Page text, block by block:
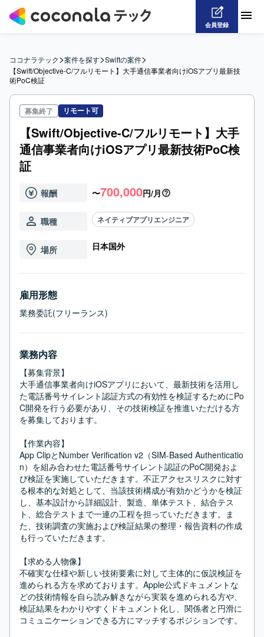
会員登録
ココナラテック>案件を探す>Swiftの案件>
【Swift/Objective-C/フルリモート】大手通信事業者向けiOSアプリ最新技
術PoC検証
募集終了 リモート可
【Swift/Objective-C/フルリモート】大手
通信事業者向けiOSアプリ最新技術PoC検
証
報酬 〜700,000円/月
職種 ネイティブアプリエンジニア
場所 日本国外
雇用形態
業務委託(フリーランス)
業務内容
【募集背景】
大手通信事業者向けiOSアプリにおいて、最新技術を活用し
た電話番号サイレント認証方式の有効性を検証するためにPo
C開発を行う必要があり、その技術検証を推進いただける方
を募集しております。
【作業内容】
App ClipとNumber Verification v2（SIM-Based Authenticatio
n）を組み合わせた電話番号サイレント認証のPoC開発およ
び検証を実施していただきます。不正アクセスリスクに対す
る根本的な対処として、当該技術構成が有効かどうかを検証
し、基本設計から詳細設計、製造、単体テスト、結合テス
ト、総合テストまで一連の工程を担っていただきます。ま
た、技術調査の実施および検証結果の整理・報告資料の作成
も行っていただきます。
【求める人物像】
不確実な仕様や新しい技術要素に対して主体的に仮説検証を
進められる方を求めております。Apple公式ドキュメントな
どの技術情報を自ら読み解きながら実装を進められる方や、
検証結果をわかりやすくドキュメント化し、関係者と円滑に
コミュニケーションできる方にマッチするポジションです。